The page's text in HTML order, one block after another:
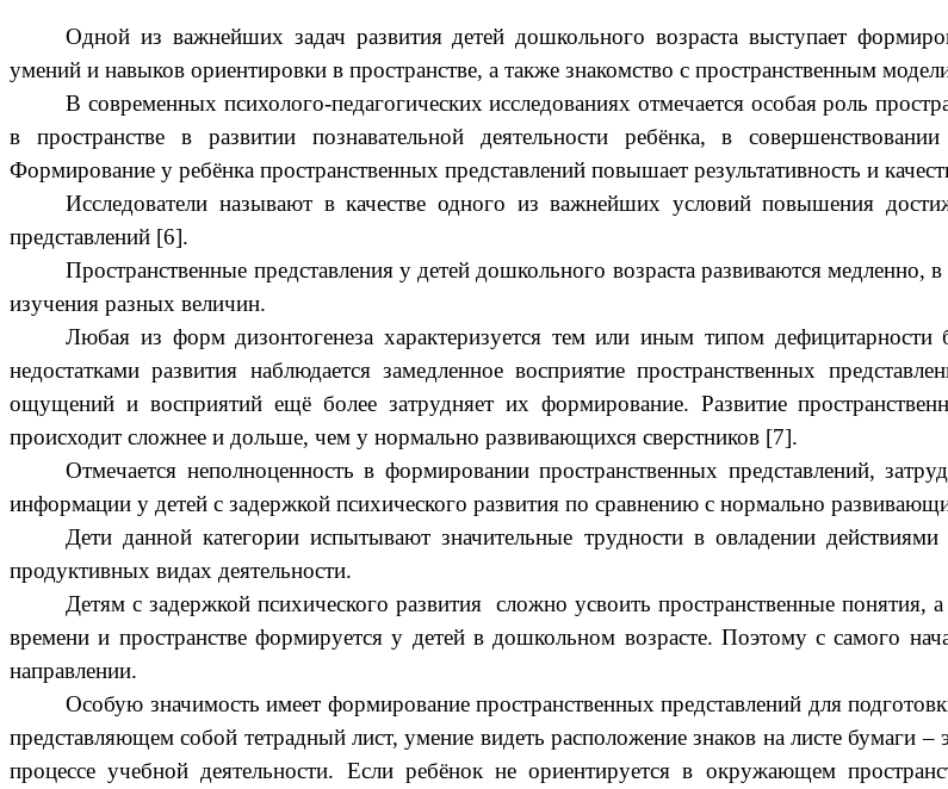
Одной из важнейших задач развития детей дошкольного возраста выступает
умений и навыков ориентировки в пространстве, а также знакомство с пространственным
В современных психолого-педагогических исследованиях отмечается особая роль
в пространстве в развитии познавательной деятельности ребёнка, в
Формирование у ребёнка пространственных представлений повышает результативность и
Исследователи называют в качестве одного из важнейших условий повышения
представлений [6].
Пространственные представления у детей дошкольного возраста развиваются
изучения разных величин.
Любая из форм дизонтогенеза характеризуется тем или иным типом
недостатками развития наблюдается замедленное восприятие пространственных
ощущений и восприятий ещё более затрудняет их формирование. Развитие
происходит сложнее и дольше, чем у нормально развивающихся сверстников [7].
Отмечается неполноценность в формировании пространственных представлений,
информации у детей с задержкой психического развития по сравнению с нормально
Дети данной категории испытывают значительные трудности в овладении
продуктивных видах деятельности.
Детям с задержкой психического развития сложно усвоить пространственные понятия,
времени и пространстве формируется у детей в дошкольном возрасте. Поэтому с самого
направлении.
Особую значимость имеет формирование пространственных представлений для
представляющем собой тетрадный лист, умение видеть расположение знаков на листе бумаги
процессе учебной деятельности. Если ребёнок не ориентируется в окружающем